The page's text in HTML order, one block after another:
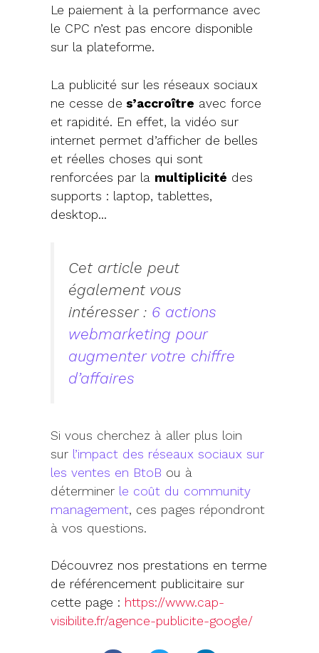
Le paiement à la performance avec
le CPC n’est pas encore disponible
sur la plateforme.
La publicité sur les réseaux sociaux
ne cesse de s’accroître avec force
et rapidité. En effet, la vidéo sur
internet permet d’afficher de belles
et réelles choses qui sont
renforcées par la multiplicité des
supports : laptop, tablettes,
desktop…
Cet article peut
également vous
intéresser : 6 actions
webmarketing pour
augmenter votre chiffre
d’affaires
Si vous cherchez à aller plus loin
sur l’impact des réseaux sociaux sur
les ventes en BtoB ou à
déterminer le coût du community
management, ces pages répondront
à vos questions.
Découvrez nos prestations en terme
de référencement publicitaire sur
cette page : https://www.cap-
visibilite.fr/agence-publicite-google/